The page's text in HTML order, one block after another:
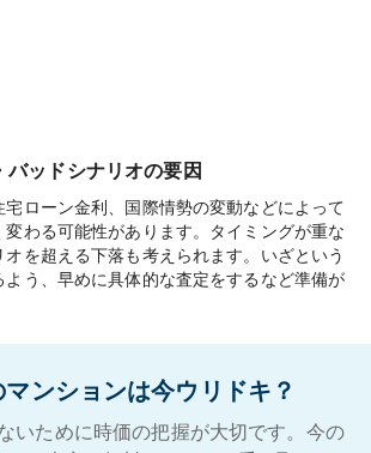
バッドシナリオの要因
ローン金利、国際情勢の変動などによって
わる可能性があります。タイミングが重な
を超える下落も考えられます。いざという
よう、早めに具体的な査定をするなど準備が
ンションは今ウリドキ？
いために時価の把握が大切です。今の